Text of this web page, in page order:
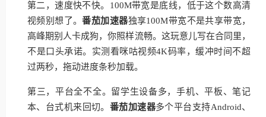
第二，速度快不快。100M带宽是底线，低于这个数高清
视频别想了。番茄加速器独享100M带宽不是共享带宽，
高峰期别人卡成狗，你照样流畅。这玩意儿写在合同里，
不是口头承诺。实测看咪咕视频4K码率，缓冲时间不超
过两秒，拖动进度条秒加载。
第三，平台全不全。留学生设备多，手机、平板、笔记
本、台式机来回切。 番茄加速器多个平台支持Android、